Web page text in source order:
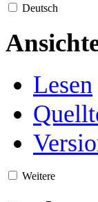
Deutsch
Lesen
Weitere